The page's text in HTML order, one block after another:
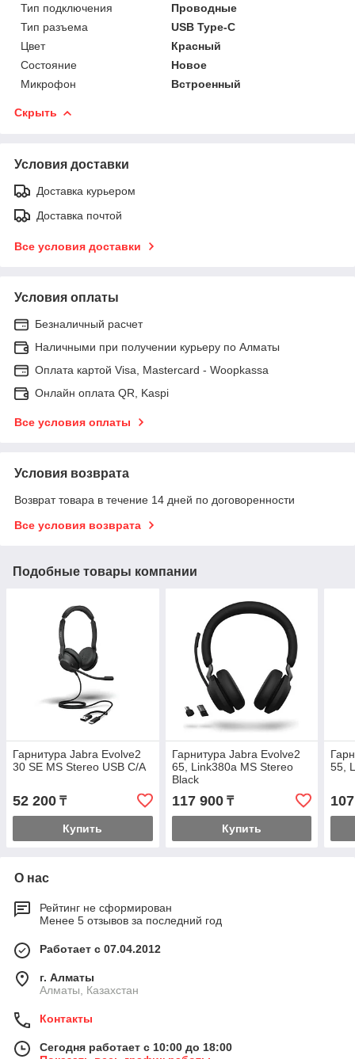
Тип подключения
Проводные
Тип разъема
USB Type-C
Цвет
Красный
Состояние
Новое
Микрофон
Встроенный
Скрыть
Условия доставки
Доставка курьером
Доставка почтой
Все условия доставки
Условия оплаты
Безналичный расчет
Наличными при получении курьеру по Алматы
Оплата картой Visa, Mastercard - Woopkassa
Онлайн оплата QR, Kaspi
Все условия оплаты
Условия возврата
Возврат товара в течение 14 дней по договоренности
Все условия возврата
Подобные товары компании
Гарнитура Jabra Evolve2
30 SE MS Stereo USB C/A
52 200 ₸
Купить
Гарнитура Jabra Evolve2
65, Link380a MS Stereo
Black
117 900₸
Купить
55,
О нас
Рейтинг не сформирован
Менее 5 отзывов за последний год
Работает с 07.04.2012
г. Алматы
Алматы, Казахстан
Контакты
Сегодня работает с 10:00 до 18:00